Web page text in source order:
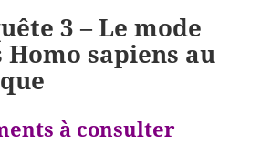
3 – Le mode
Homo sapiens au
à consulter